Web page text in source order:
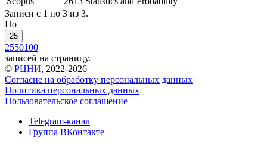
Записи с 1 по 3 из 3.
По
25
2550100
записей на страницу.
© РЦНИ, 2022-2026
Согласие на обработку персональных данных
Политика персональных данных
Пользовательское соглашение
Telegram-канал
Группа ВКонтакте